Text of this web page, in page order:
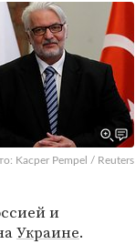
Kacper Pempel / Reuters
и
Украине.